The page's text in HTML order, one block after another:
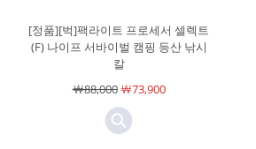
[정품][벅]팩라이트 프로세서 셀렉트
(F) 나이프 서바이벌 캠핑 등산 낚시
칼
￦88,000￦73,900